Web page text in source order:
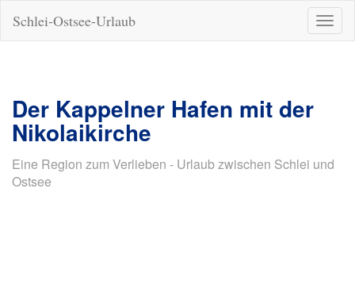
ein-/
Schlei-Ostsee-Urlaub
Der Kappelner Hafen mit der
Nikolaikirche
Eine Region zum Verlieben - Urlaub zwischen Schlei und
Ostsee